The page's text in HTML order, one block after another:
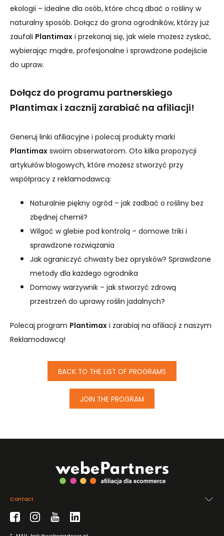
ekologii – idealne dla osób, które chcą dbać o rośliny w
naturalny sposób. Dołącz do grona ogrodników, którzy już
zaufali Plantimax i przekonaj się, jak wiele możesz zyskać,
wybierając mądre, profesjonalne i sprawdzone podejście
do upraw.
Dołącz do programu partnerskiego
Plantimax i zacznij zarabiać na afiliacji!
Generuj linki afiliacyjne i polecaj produkty marki
Plantimax swoim obserwatorom. Oto kilka propozycji
artykułów blogowych, które możesz stworzyć przy
współpracy z reklamodawcą:
Naturalnie piękny ogród – jak zadbać o rośliny bez
zbędnej chemii?
Wilgoć w glebie pod kontrolą – domowe triki i
sprawdzone rozwiązania
Jak ograniczyć chwasty bez oprysków? Sprawdzone
metody dla każdego ogrodnika
Domowy warzywnik – jak stworzyć zdrową
przestrzeń do uprawy roślin jadalnych?
Polecaj program Plantimax i zarabiaj na afiliacji z naszym
Reklamodawcą!
BACK TO THE LIST OF PROGRAMS
JOIN THE PROGRAM
Contact